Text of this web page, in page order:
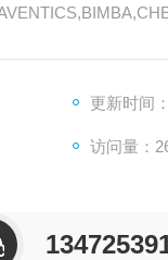
更新时间
访问量：